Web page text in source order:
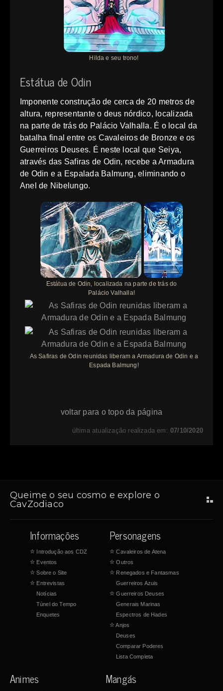
Hilda e seu trono!
Estátua de Odin
Imponente construção de cerca de 20 metros de
altura, representante o deus nórdico, localizada
na parte de trás do Palácio Valhalla. É o local da
batalha final entre os Cavaleiros de Bronze e os
Guerreiros Deuses. É neste local que Seiya,
através das Safiras de Odin, recebe a Armadura
de Odin e a Espalada Balmung, eliminando o
Anel de Nibelungo.
Estátua de Odin, localizada na parte de trás do
Palácio Valhalla!
As Safiras de Odin reunidas liberam a Armadura de Odin e a
Espada Balmung!
voltar para o topo da página
última atualização realizada em:07/10/2020
Queime o seu cosmo e explore o
CavZodiaco
Informações
☆ Introdução aos CDZ
☆ Eventos
☆ Sobre o Site
☆ Entrevistas
Notícias
Túnel do Tempo
Enquetes
Personagens
☆ Cavaleiros de Atena
☆ Outros
☆ Renegados e Fantasmas
Guerreiros Azuis
☆ Guerreiros Deuses
Generais Marinas
Espectros de Hades
☆Anjos
Deuses
Comparar Poderes
Lista Completa
Animes Mangás